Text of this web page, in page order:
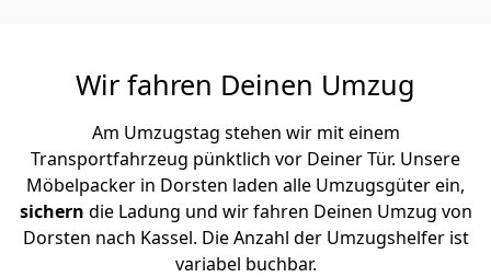
Wir fahren Deinen Umzug
Am Umzugstag stehen wir mit einem
Transportfahrzeug pünktlich vor Deiner Tür. Unsere
Möbelpacker in Dorsten laden alle Umzugsgüter ein,
sichern die Ladung und wir fahren Deinen Umzug von
Dorsten nach Kassel. Die Anzahl der Umzugshelfer ist
variabel buchbar.